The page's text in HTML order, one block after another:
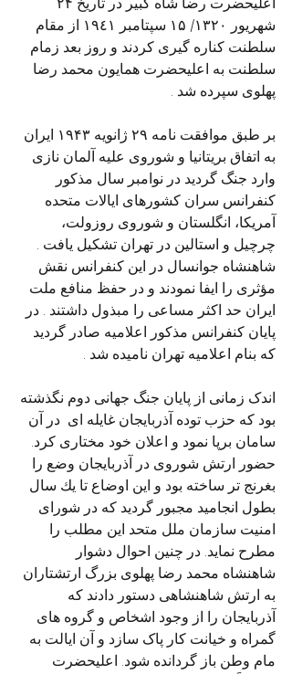
شهریور ۱۳۲۰/ ۱۵ سپتامبر ١٩٤١ از مقام
سلطنت کناره گیری کردند و روز بعد زمام
سلطنت به اعلیحضرت همایون محمد رضا
پهلوی سپرده شد .
بر طبق موافقت نامه ۲۹ ژانویه ۱۹۴۳ ایران
به اتفاق بریتانیا و شوروی علیه آلمان نازی
وارد جنگ گردید در نوامبر سال مذکور
کنفرانس سران کشورهای ایالات متحده
آمریکا، انگلستان و شوروی روزولت،
چرچیل و استالین در تهران تشکیل یافت .
شاهنشاه جوانسال در این کنفرانس نقش
مؤثری را ایفا نمودند و در حفظ منافع ملت
ایران حد اکثر مساعی را مبذول داشتند . در
پایان کنفرانس مذکور اعلامیه صادر گردید
که بنام اعلامیه تهران نامیده شد .
اندک زمانی از پایان جنگ جهانی دوم نگذشته
بود که حزب توده آذربایجان غایله ای  در آن
سامان برپا نمود و اعلان خود مختاری کرد.
حضور ارتش شوروی در آذربایجان وضع را
بغرنج تر ساخته بود و این اوضاع تا يك سال
بطول انجامید مجبور گردید که در شورای
امنیت سازمان ملل متحد این مطلب را
مطرح نماید. در چنین احوال دشوار
شاهنشاه محمد رضا پهلوی بزرگ ارتشتاران
به ارتش شاهنشاهی دستور دادند که
آذربایجان را از وجود اشخاص و گروه های
گمراه و خیانت کار پاک سازد و آن ایالت به
مام وطن باز گردانده شود. اعلیحضرت